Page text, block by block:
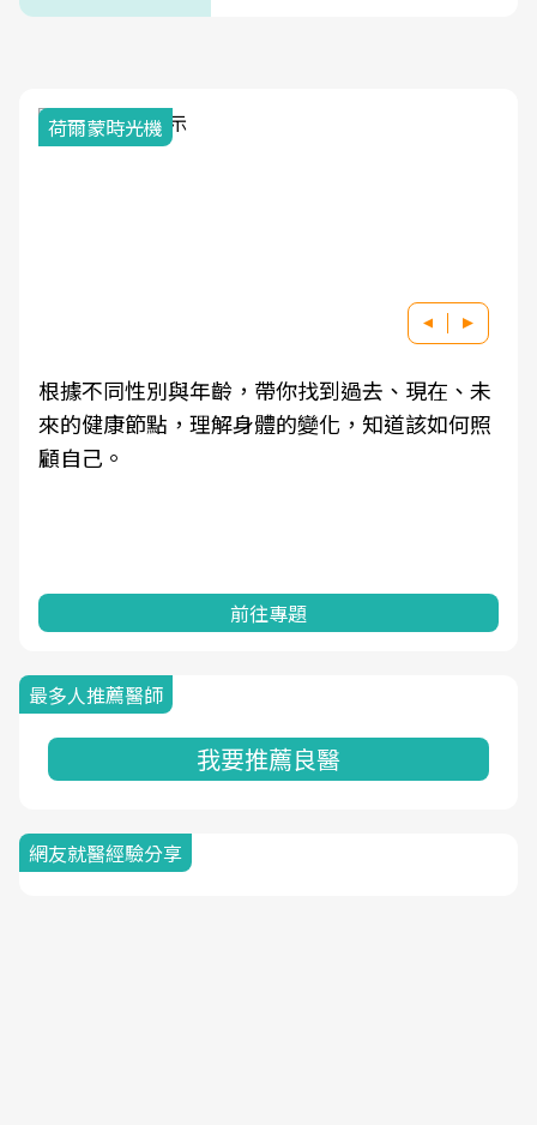
荷爾蒙時光機
根據不同性別與年齡，帶你找到過去、現在、未
來的健康節點，理解身體的變化，知道該如何照
顧自己。
前往專題
最多人推薦醫師
我要推薦良醫
網友就醫經驗分享